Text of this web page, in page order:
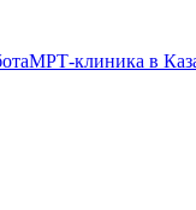
МРТ‑клиника в